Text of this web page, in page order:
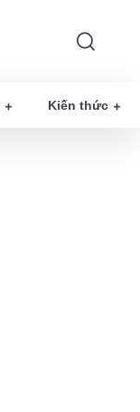
Kiến thức